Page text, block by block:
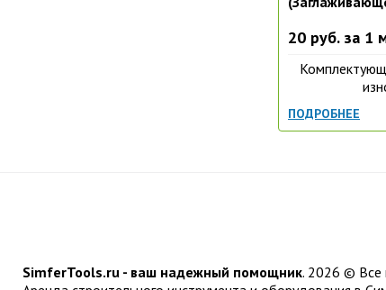
20 руб. за 1
ПОДРОБНЕЕ
SimferTools.ru - ваш надежный помощник. 2026 © Все